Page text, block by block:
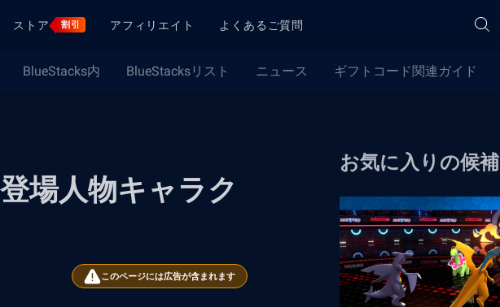
ストア 割引 アフィリエイト よくあるご質問
BlueStacks内 BlueStacksリスト ニュース ギフトコード関連ガイド
場人物キャラク
このページには広告が含まれます
お気に入りの候補